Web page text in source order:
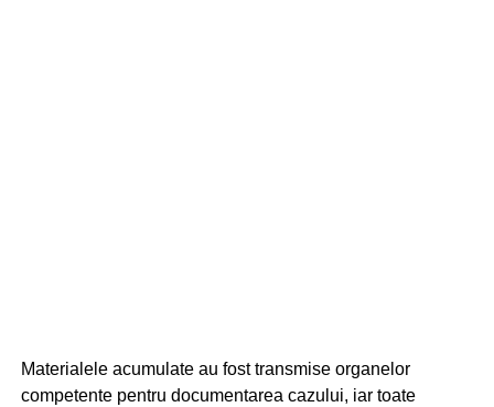
Materialele acumulate au fost transmise organelor
competente pentru documentarea cazului, iar toate